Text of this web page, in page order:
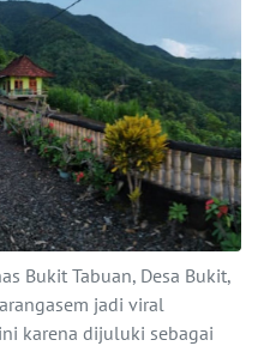
Bukit Tabuan, Desa Bukit,
jadi viral
karena dijuluki sebagai